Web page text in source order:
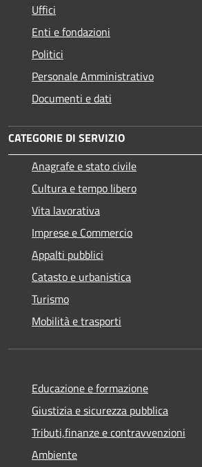
Uffici
Enti e fondazioni
Politici
Personale Amministrativo
Documenti e dati
CATEGORIE DI SERVIZIO
Anagrafe e stato civile
Cultura e tempo libero
Vita lavorativa
Imprese e Commercio
Appalti pubblici
Catasto e urbanistica
Turismo
Mobilità e trasporti
Educazione e formazione
Giustizia e sicurezza pubblica
Tributi,finanze e contravvenzioni
Ambiente